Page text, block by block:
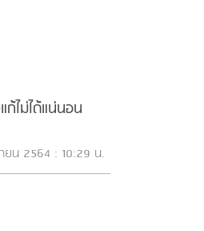
ไม่ได้แน่นอน
ยน 2564 : 10:29 น.